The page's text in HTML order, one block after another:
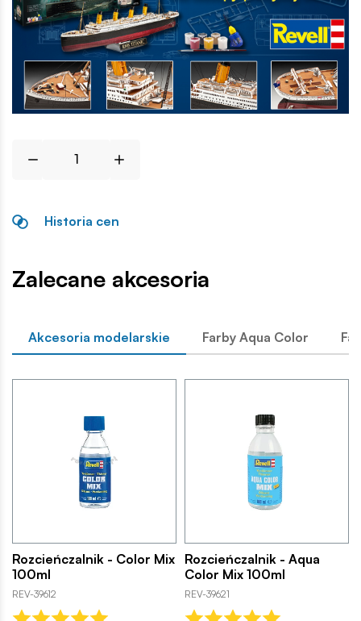
Historia cen
Zalecane akcesoria
Akcesoria modelarskie Farby Aqua Color
Rozcieńczalnik - Color Mix
100ml
REV-39612
Rozcieńczalnik - Aqua
Color Mix 100ml
REV-39621